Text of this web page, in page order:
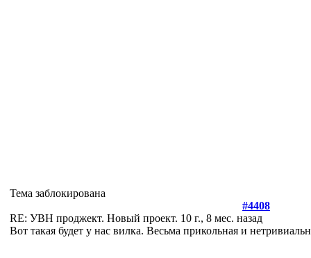
Тема заблокирована
#4408
RE: УВН проджект. Новый проект. 10 г., 8 мес. назад
Вот такая будет у нас вилка. Весьма прикольная и